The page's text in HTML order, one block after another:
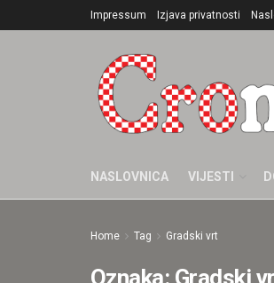
Impressum Izjava privatnosti
NASLOVNICA VIJESTI
Home Tag Gradski vrt
Oznaka: Gradski